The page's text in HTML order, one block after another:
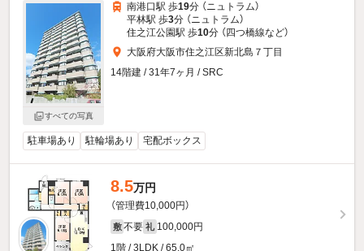
すべての写真
南港口駅 歩19分 （ニュトラム）
平林駅 歩3分 （ニュトラム）
住之江公園駅 歩10分 （四つ橋線など）
大阪府大阪市住之江区新北島７丁目
14階建 / 31年7ヶ月 / SRC
駐車場あり 駐輪場あり 宅配ボックス
8.5万円
（管理費10,000円）
敷 不要 礼 100,000円
1階 / 3LDK / 65.0㎡